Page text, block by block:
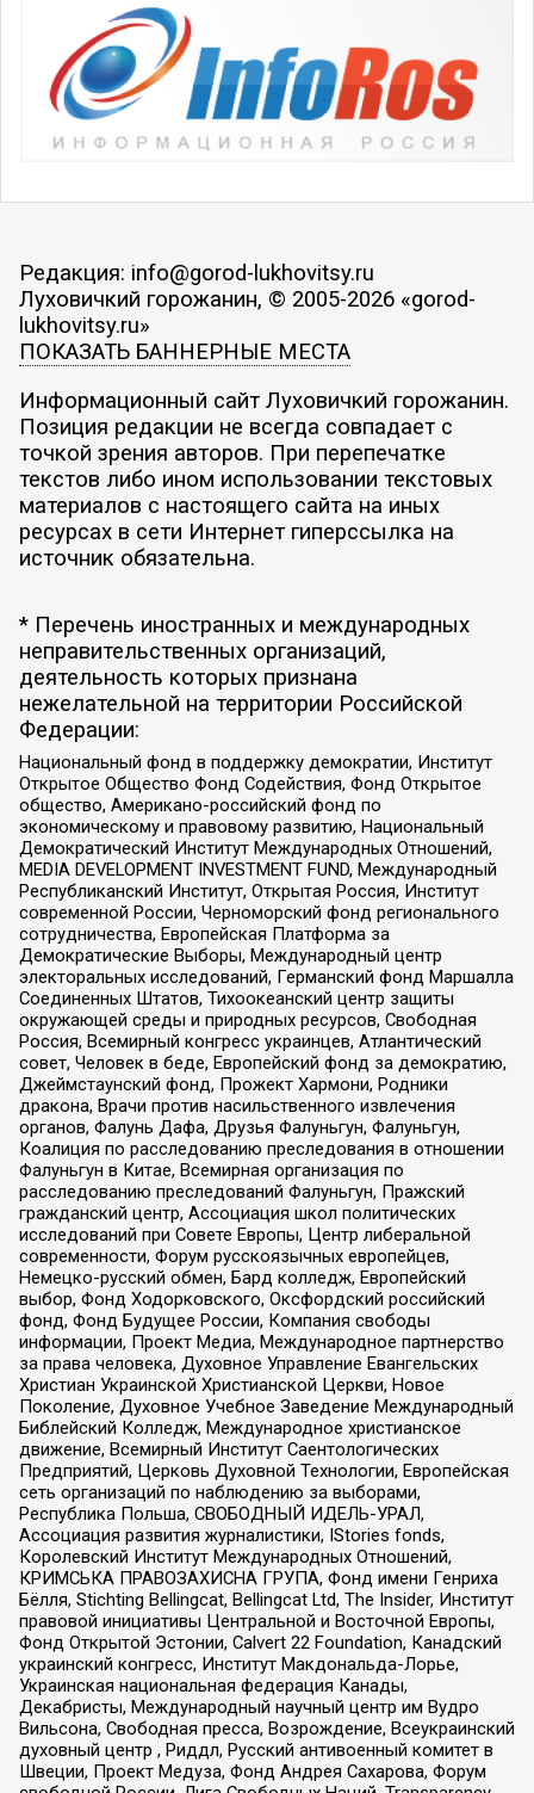
Редакция: info@gorod-lukhovitsy.ru
Луховичкий горожанин, © 2005-2026 «gorod-
lukhovitsy.ru»
ПОКАЗАТЬ БАННЕРНЫЕ МЕСТА
Информационный сайт Луховичкий горожанин.
Позиция редакции не всегда совпадает с
точкой зрения авторов. При перепечатке
текстов либо ином использовании текстовых
материалов с настоящего сайта на иных
ресурсах в сети Интернет гиперссылка на
источник обязательна.
* Перечень иностранных и международных
неправительственных организаций,
деятельность которых признана
нежелательной на территории Российской
Федерации:
Национальный фонд в поддержку демократии, Институт
Открытое Общество Фонд Содействия, Фонд Открытое
общество, Американо-российский фонд по
экономическому и правовому развитию, Национальный
Демократический Институт Международных Отношений,
MEDIA DEVELOPMENT INVESTMENT FUND, Международный
Республиканский Институт, Открытая Россия, Институт
современной России, Черноморский фонд регионального
сотрудничества, Европейская Платформа за
Демократические Выборы, Международный центр
электоральных исследований, Германский фонд Маршалла
Соединенных Штатов, Тихоокеанский центр защиты
окружающей среды и природных ресурсов, Свободная
Россия, Всемирный конгресс украинцев, Атлантический
совет, Человек в беде, Европейский фонд за демократию,
Джеймстаунский фонд, Прожект Хармони, Родники
дракона, Врачи против насильственного извлечения
органов, Фалунь Дафа, Друзья Фалуньгун, Фалуньгун,
Коалиция по расследованию преследования в отношении
Фалуньгун в Китае, Всемирная организация по
расследованию преследований Фалуньгун, Пражский
гражданский центр, Ассоциация школ политических
исследований при Совете Европы, Центр либеральной
современности, Форум русскоязычных европейцев,
Немецко-русский обмен, Бард колледж, Европейский
выбор, Фонд Ходорковского, Оксфордский российский
фонд, Фонд Будущее России, Компания свободы
информации, Проект Медиа, Международное партнерство
за права человека, Духовное Управление Евангельских
Христиан Украинской Христианской Церкви, Новое
Поколение, Духовное Учебное Заведение Международный
Библейский Колледж, Международное христианское
движение, Всемирный Институт Саентологических
Предприятий, Церковь Духовной Технологии, Европейская
сеть организаций по наблюдению за выборами,
Республика Польша, СВОБОДНЫЙ ИДЕЛЬ-УРАЛ,
Ассоциация развития журналистики, IStories fonds,
Королевский Институт Международных Отношений,
КРИМСЬКА ПРАВОЗАХИСНА ГРУПА, Фонд имени Генриха
Бёлля, Stichting Bellingcat, Bellingcat Ltd, The Insider, Институт
правовой инициативы Центральной и Восточной Европы,
Фонд Открытой Эстонии, Calvert 22 Foundation, Канадский
украинский конгресс, Институт Макдональда-Лорье,
Украинская национальная федерация Канады,
Декабристы, Международный научный центр им Вудро
Вильсона, Свободная пресса, Возрождение, Всеукраинский
духовный центр , Риддл, Русский антивоенный комитет в
Швеции, Проект Медуза, Фонд Андрея Сахарова, Форум